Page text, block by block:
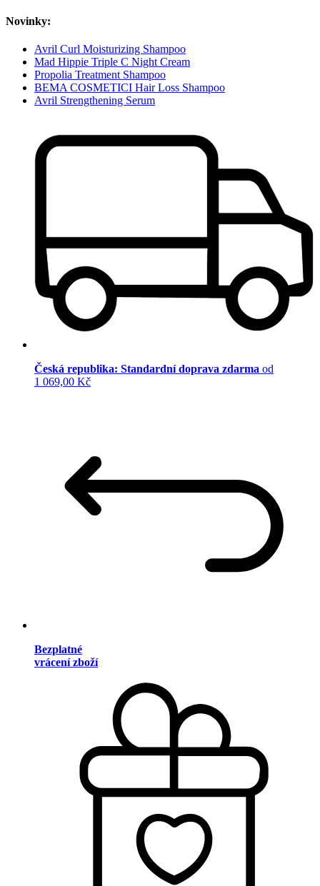
Novinky:
Avril Curl Moisturizing Shampoo
Mad Hippie Triple C Night Cream
Propolia Treatment Shampoo
BEMA COSMETICI Hair Loss Shampoo
Avril Strengthening Serum
Česká republika: Standardní doprava zdarma od
1 069,00 Kč
Bezplatné
vrácení zboží